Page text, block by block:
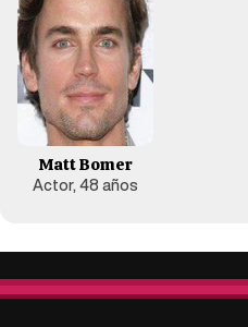
Matt Bomer
Actor, 48 años